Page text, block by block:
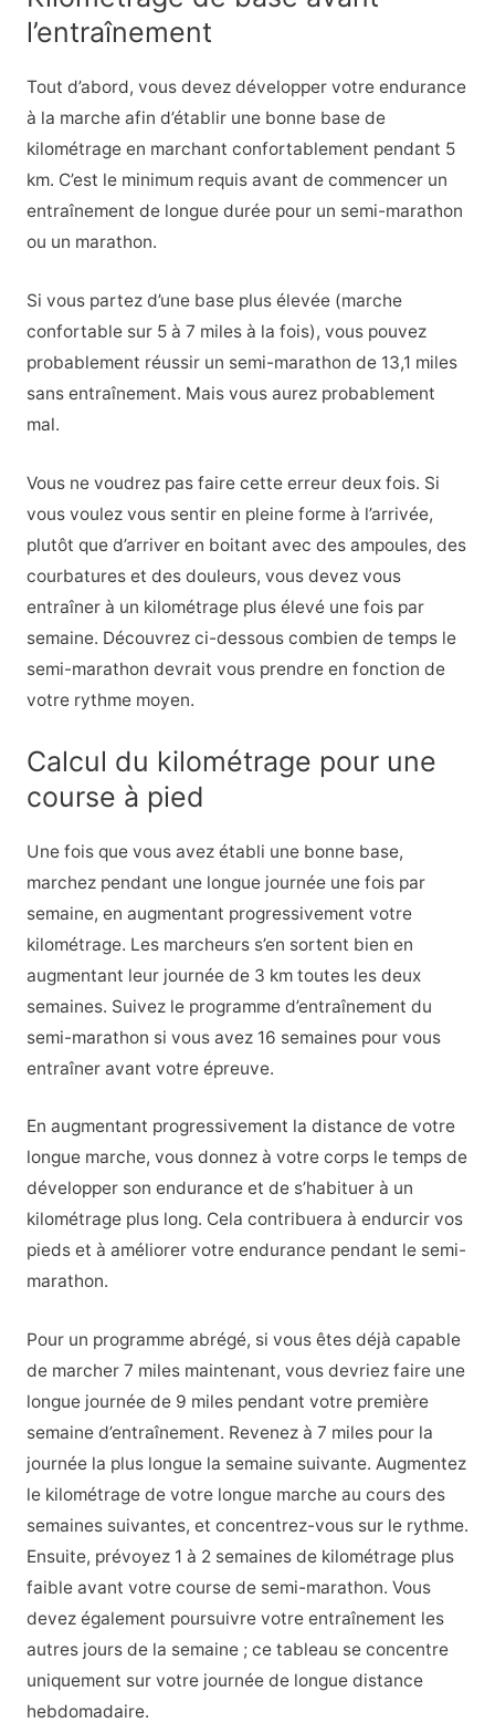
l’entraînement
Tout d’abord, vous devez développer votre endurance
à la marche afin d’établir une bonne base de
kilométrage en marchant confortablement pendant 5
km. C’est le minimum requis avant de commencer un
entraînement de longue durée pour un semi-marathon
ou un marathon.
Si vous partez d’une base plus élevée (marche
confortable sur 5 à 7 miles à la fois), vous pouvez
probablement réussir un semi-marathon de 13,1 miles
sans entraînement. Mais vous aurez probablement
mal.
Vous ne voudrez pas faire cette erreur deux fois. Si
vous voulez vous sentir en pleine forme à l’arrivée,
plutôt que d’arriver en boitant avec des ampoules, des
courbatures et des douleurs, vous devez vous
entraîner à un kilométrage plus élevé une fois par
semaine. Découvrez ci-dessous combien de temps le
semi-marathon devrait vous prendre en fonction de
votre rythme moyen.
Calcul du kilométrage pour une
course à pied
Une fois que vous avez établi une bonne base,
marchez pendant une longue journée une fois par
semaine, en augmentant progressivement votre
kilométrage. Les marcheurs s’en sortent bien en
augmentant leur journée de 3 km toutes les deux
semaines. Suivez le programme d’entraînement du
semi-marathon si vous avez 16 semaines pour vous
entraîner avant votre épreuve.
En augmentant progressivement la distance de votre
longue marche, vous donnez à votre corps le temps de
développer son endurance et de s’habituer à un
kilométrage plus long. Cela contribuera à endurcir vos
pieds et à améliorer votre endurance pendant le semi-
marathon.
Pour un programme abrégé, si vous êtes déjà capable
de marcher 7 miles maintenant, vous devriez faire une
longue journée de 9 miles pendant votre première
semaine d’entraînement. Revenez à 7 miles pour la
journée la plus longue la semaine suivante. Augmentez
le kilométrage de votre longue marche au cours des
semaines suivantes, et concentrez-vous sur le rythme.
Ensuite, prévoyez 1 à 2 semaines de kilométrage plus
faible avant votre course de semi-marathon. Vous
devez également poursuivre votre entraînement les
autres jours de la semaine ; ce tableau se concentre
uniquement sur votre journée de longue distance
hebdomadaire.